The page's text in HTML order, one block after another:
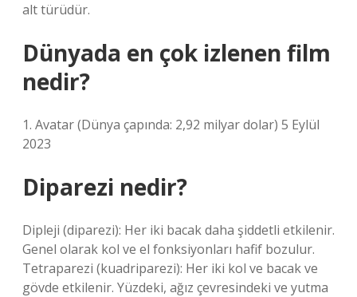
alt türüdür.
Dünyada en çok izlenen film
nedir?
1. Avatar (Dünya çapında: 2,92 milyar dolar) 5 Eylül
2023
Diparezi nedir?
Dipleji (diparezi): Her iki bacak daha şiddetli etkilenir.
Genel olarak kol ve el fonksiyonları hafif bozulur.
Tetraparezi (kuadriparezi): Her iki kol ve bacak ve
gövde etkilenir. Yüzdeki, ağız çevresindeki ve yutma